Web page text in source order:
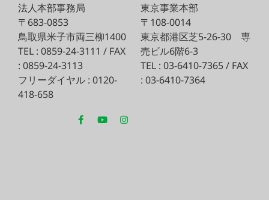
法人本部事務局
〒683-0853
鳥取県米子市両三柳1400
TEL : 0859-24-3111 / FAX
: 0859-24-3113
フリーダイヤル : 0120-
418-658
東京事業本部
〒108-0014
東京都港区芝5-26-30 専
売ビル6階6-3
TEL : 03-6410-7365 / FAX
: 03-6410-7364